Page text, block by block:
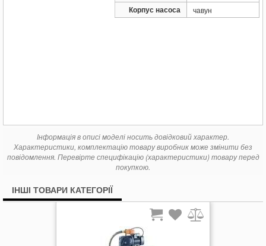
Корпус насоса чавун
Інформація в описі моделі носить довідковий характер.
Характеристики, комплектацію товару виробник може змінити без
повідомлення. Перевірте специфікацію (характеристики) товару перед
покупкою.
ІНШІ ТОВАРИ КАТЕГОРІЇ